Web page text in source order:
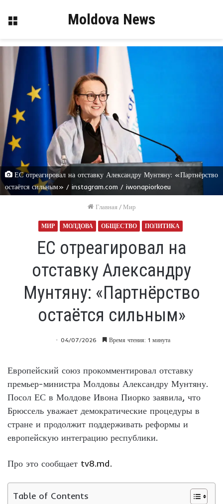
Меню Moldova News
ЕС отреагировал на отставку Александру Мунтяну: «Партнёрство
остаётся сильным» / instagram.com / iwonapiorkoeu
Главная / Мир
МИР МОЛДОВА ОБЩЕСТВО ПОЛИТИКА
ЕС отреагировал на
отставку Александру
Мунтяну: «Партнёрство
остаётся сильным»
04/07/2026 Время чтения: 1 минута
Европейский союз прокомментировал отставку
премьер-министра Молдовы Александру Мунтяну.
Посол ЕС в Молдове Ивона Пиорко заявила, что
Брюссель уважает демократические процедуры в
стране и продолжит поддерживать реформы и
европейскую интеграцию республики.
Про это сообщает tv8.md.
Table of Contents